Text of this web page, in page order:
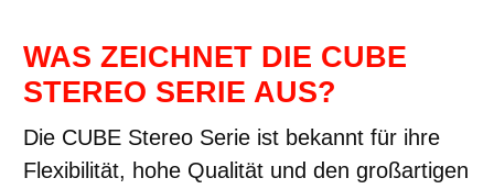
WAS ZEICHNET DIE CUBE
STEREO SERIE AUS?
Die CUBE Stereo Serie ist bekannt für ihre
Flexibilität, hohe Qualität und den großartigen